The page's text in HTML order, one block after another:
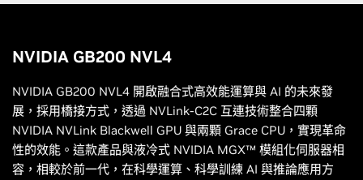
NVIDIA GB200 NVL4
NVIDIA GB200 NVL4 開啟融合式高效能運算與 AI 的未來發
展，採用橋接方式，透過 NVLink-C2C 互連技術整合四顆
NVIDIA NVLink Blackwell GPU 與兩顆 Grace CPU，實現革命
性的效能。這款產品與液冷式 NVIDIA MGX™ 模組化伺服器相
容，相較於前一代，在科學運算、科學訓練 AI 與推論應用方